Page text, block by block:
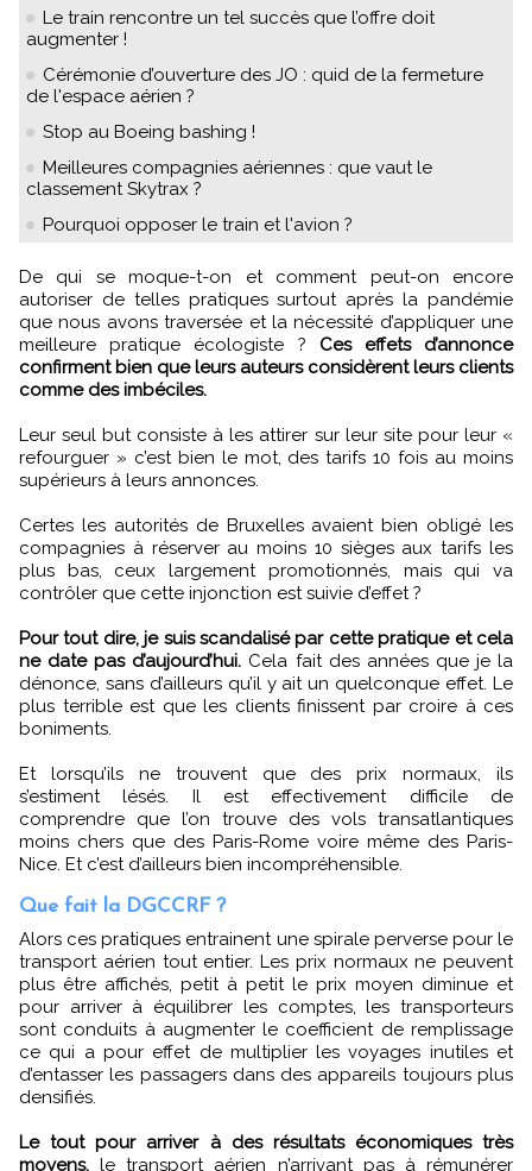
Le train rencontre un tel succès que l’offre doit
augmenter !
Cérémonie d’ouverture des JO : quid de la fermeture
de l'espace aérien ?
Stop au Boeing bashing !
Meilleures compagnies aériennes : que vaut le
classement Skytrax ?
Pourquoi opposer le train et l'avion ?
De qui se moque-t-on et comment peut-on encore
autoriser de telles pratiques surtout après la pandémie
que nous avons traversée et la nécessité d’appliquer une
meilleure pratique écologiste ? Ces effets d’annonce
confirment bien que leurs auteurs considèrent leurs clients
comme des imbéciles.
Leur seul but consiste à les attirer sur leur site pour leur «
refourguer » c’est bien le mot, des tarifs 10 fois au moins
supérieurs à leurs annonces.
Certes les autorités de Bruxelles avaient bien obligé les
compagnies à réserver au moins 10 sièges aux tarifs les
plus bas, ceux largement promotionnés, mais qui va
contrôler que cette injonction est suivie d’effet ?
Pour tout dire, je suis scandalisé par cette pratique et cela
ne date pas d’aujourd’hui. Cela fait des années que je la
dénonce, sans d’ailleurs qu’il y ait un quelconque effet. Le
plus terrible est que les clients finissent par croire à ces
boniments.
Et lorsqu’ils ne trouvent que des prix normaux, ils
s’estiment lésés. Il est effectivement difficile de
comprendre que l’on trouve des vols transatlantiques
moins chers que des Paris-Rome voire même des Paris-
Nice. Et c’est d’ailleurs bien incompréhensible.
Que fait la DGCCRF ?
Alors ces pratiques entrainent une spirale perverse pour le
transport aérien tout entier. Les prix normaux ne peuvent
plus être affichés, petit à petit le prix moyen diminue et
pour arriver à équilibrer les comptes, les transporteurs
sont conduits à augmenter le coefficient de remplissage
ce qui a pour effet de multiplier les voyages inutiles et
d’entasser les passagers dans des appareils toujours plus
densifiés.
Le tout pour arriver à des résultats économiques très
moyens,le transport aérien n’arrivant pas à rémunérer